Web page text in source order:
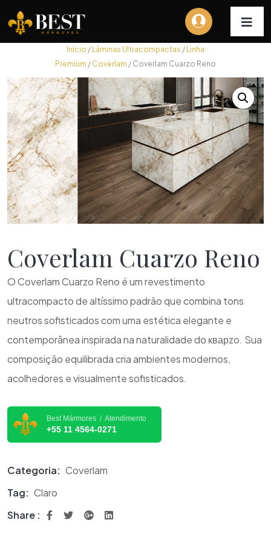
Início / Lâminas Ultracompactas / Linha
Premium / Coverlam / Coverlam Cuarzo Reno
Coverlam Cuarzo Reno
O Coverlam Cuarzo Reno é um revestimento
ultracompacto de altíssimo padrão que combina tons
neutros sofisticados com uma estética elegante e
contemporânea inspirada na naturalidade do кварzo. Sua
composição equilibrada cria ambientes modernos,
acolhedores e visualmente sofisticados.
Best Mármores / Atendimento
+55 11 4564-0271
Categoria: Coverlam
Tag: Claro
Share :